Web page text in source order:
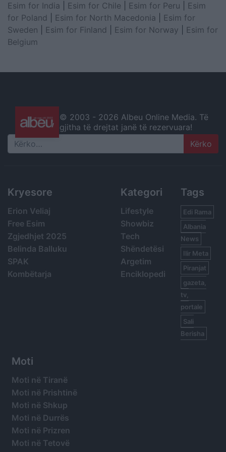
Esim for India
Esim for Chile Esim for Peru
Esim
for Poland
Esim for North Macedonia
Esim for
Sweden
Esim for Finland Esim for Norway
Esim for
Belgium
© 2003 - 2026 Albeu Online Media. Të
gjitha të drejtat janë të rezervuara!
Search
Kryesore
Erion Veliaj
Free Esim
Zgjedhjet 2025
Belinda Balluku
SPAK
Kombëtarja
Kategori
Lifestyle
Showbiz
Tech
Shëndetësi
Argetim
Enciklopedi
Tags
Edi Rama
Albania
News
Ilir Meta
Piranjat
gazeta,
tv,
portale
Sali
Berisha
Moti
Moti në Tiranë
Moti në Prishtinë
Moti në Shkup
Moti në Durrës
Moti në Prizren
Moti në Tetovë